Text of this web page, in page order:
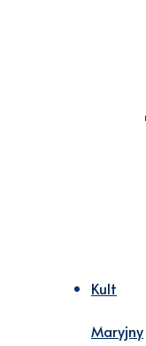
Kult
Maryjny